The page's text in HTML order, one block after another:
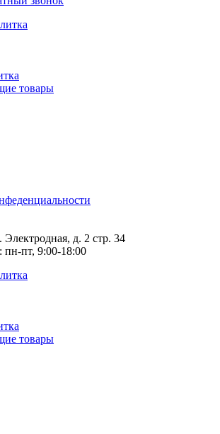
товары
Электродная, д. 2 стр. 34
пн-пт, 9:00-18:00
товары